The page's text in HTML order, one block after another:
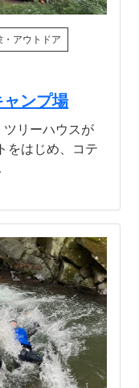
・アウトドア
ンプ場
リーハウスが
をはじめ、コテ